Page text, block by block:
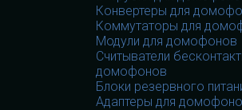
Конвертеры для
Коммутаторы для
Модули для домофонов
Считыватели
домофонов
Блоки резервного
Адаптеры для